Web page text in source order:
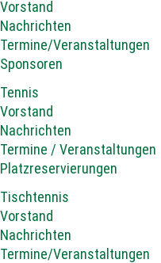
Vorstand
Nachrichten
Termine/Veranstaltungen
Sponsoren
Tennis
Vorstand
Nachrichten
Termine / Veranstaltungen
Platzreservierungen
Tischtennis
Vorstand
Nachrichten
Termine/Veranstaltungen